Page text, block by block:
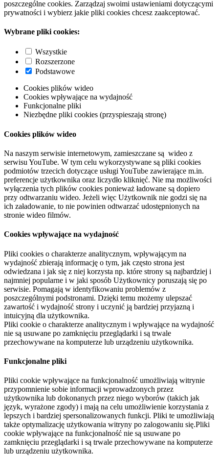
poszczególne cookies. Zarządzaj swoimi ustawieniami dotyczącymi
prywatności i wybierz jakie pliki cookies chcesz zaakceptować.
Wybrane pliki cookies:
Wszystkie
Rozszerzone
Podstawowe
Cookies plików wideo
Cookies wpływające na wydajność
Funkcjonalne pliki
Niezbędne pliki cookies (przyspieszają stronę)
Cookies plików wideo
Na naszym serwisie internetowym, zamieszczane są wideo z
serwisu YouTube. W tym celu wykorzystywane są pliki cookies
podmiotów trzecich dotyczące usługi YouTube zawierające m.in.
preferencje użytkownika oraz liczydło kliknięć. Nie ma możliwości
wyłączenia tych plików cookies ponieważ ładowane są dopiero
przy odtwarzaniu wideo. Jeżeli więc Użytkownik nie godzi się na
ich załadowanie, to nie powinien odtwarzać udostępnionych na
stronie wideo filmów.
Cookies wpływające na wydajność
Pliki cookies o charakterze analitycznym, wpływającym na
wydajność zbierają informację o tym, jak często strona jest
odwiedzana i jak się z niej korzysta np. które strony są najbardziej i
najmniej popularne i w jaki sposób Użytkownicy poruszają się po
serwisie. Pomagają w identyfikowaniu problemów z
poszczególnymi podstronami. Dzięki temu możemy ulepszać
zawartość i wydajność strony i uczynić ją bardziej przyjazną i
intuicyjną dla użytkownika.
Pliki cookie o charakterze analitycznym i wpływające na wydajność
nie są usuwane po zamknięciu przeglądarki i są trwale
przechowywane na komputerze lub urządzeniu użytkownika.
Funkcjonalne pliki
Pliki cookie wpływające na funkcjonalność umożliwiają witrynie
przypomnienie sobie informacji wprowadzonych przez
użytkownika lub dokonanych przez niego wyborów (takich jak
język, wyrażone zgody) i mają na celu umożliwienie korzystania z
lepszych i bardziej spersonalizowanych funkcji. Pliki te umożliwiają
także optymalizację użytkowania witryny po zalogowaniu się.Pliki
cookie wpływające na funkcjonalność nie są usuwane po
zamknięciu przeglądarki i są trwale przechowywane na komputerze
lub urządzeniu użytkownika.